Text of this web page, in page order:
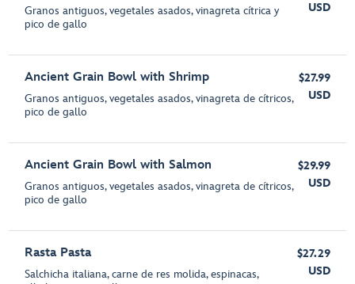
Granos antiguos, vegetales asados, vinagreta cítrica y
pico de gallo
USD
Ancient Grain Bowl with Shrimp
Granos antiguos, vegetales asados, vinagreta de cítricos,
pico de gallo
$27.99
USD
Ancient Grain Bowl with Salmon
Granos antiguos, vegetales asados, vinagreta de cítricos,
pico de gallo
$29.99
USD
Rasta Pasta
Salchicha italiana, carne de res molida, espinacas,
$27.29
USD